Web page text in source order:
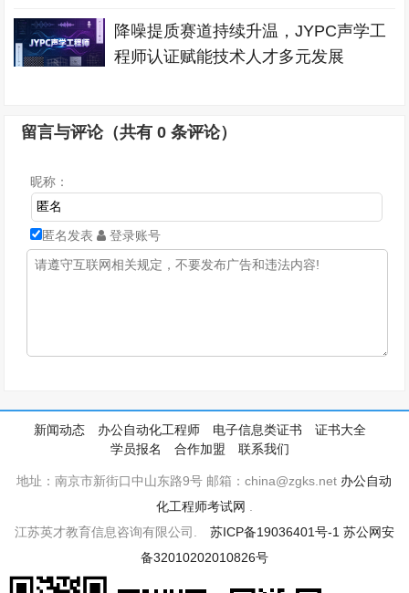
降噪提质赛道持续升温，JYPC声学工
程师认证赋能技术人才多元发展
留言与评论（共有0 条评论）
昵称：
匿名发表 登录账号
新闻动态 办公自动化工程师 电子信息类证书
证书大全
学员报名
合作加盟 联系我们
地址：南京市新街口中山东路9号 邮箱：china@zgks.net 办公自动
化工程师考试网 .
江苏英才教育信息咨询有限公司. 苏ICP备19036401号-1 苏公网安
备32010202010826号